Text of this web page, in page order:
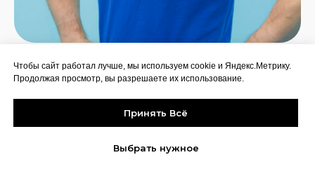
Герасимов Юрий
Звание: Мастер спорта международного класса
по спортивной акробатике
Бронзовый призер Чемпионата Мира 2010 г;
Чтобы сайт работал лучше, мы используем cookie и Яндекс.Метрику.
Продолжая просмотр, вы разрешаете их использование.
Принять Всё
Выбрать нужное